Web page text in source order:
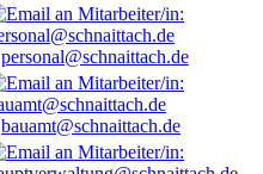
personal@schnaittach.de
bauamt@schnaittach.de